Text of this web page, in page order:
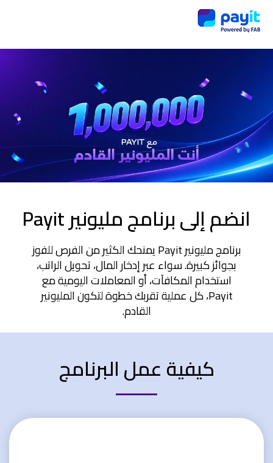
انضم إلى برنامج مليونير Payit
برنامج مليونير Payit يمنحك الكثير من الفرص للفوز
بجوائز كبيرة. سواء عبر إدخار المال، تحويل الراتب،
استخدام المكافآت، أو المعاملات اليومية مع
Payit، كل عملية تقربك خطوة لتكون المليونير
القادم.
كيفية عمل البرنامج